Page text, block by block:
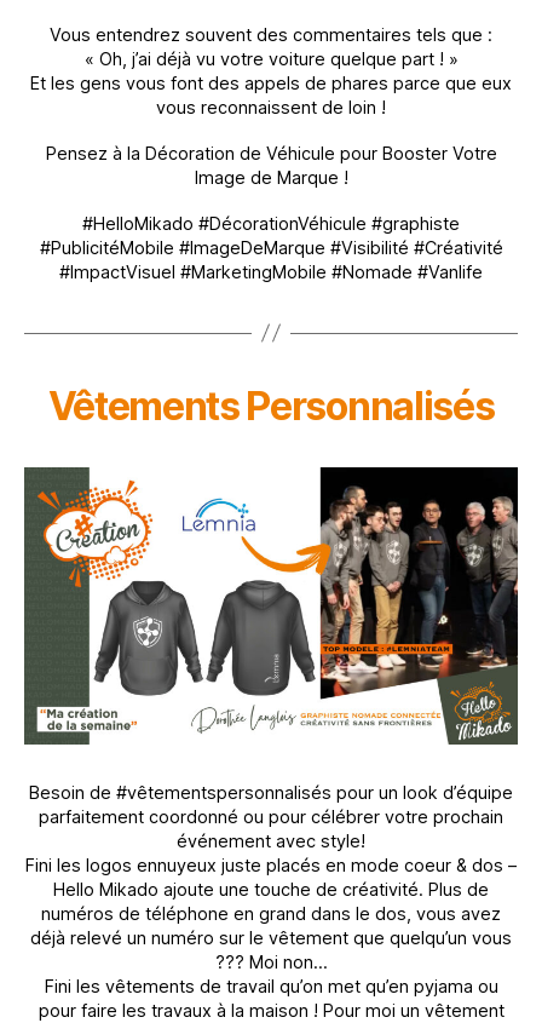
Vous entendrez souvent des commentaires tels que :
« Oh, j’ai déjà vu votre voiture quelque part ! »
Et les gens vous font des appels de phares parce que eux
vous reconnaissent de loin !
Pensez à la Décoration de Véhicule pour Booster Votre
Image de Marque !
#HelloMikado #DécorationVéhicule #graphiste
#PublicitéMobile #ImageDeMarque #Visibilité #Créativité
#ImpactVisuel #MarketingMobile #Nomade #Vanlife
Vêtements Personnalisés
Besoin de #vêtementspersonnalisés pour un look d’équipe
parfaitement coordonné ou pour célébrer votre prochain
événement avec style!
Fini les logos ennuyeux juste placés en mode coeur & dos –
Hello Mikado ajoute une touche de créativité. Plus de
numéros de téléphone en grand dans le dos, vous avez
déjà relevé un numéro sur le vêtement que quelqu’un vous
??? Moi non…
Fini les vêtements de travail qu’on met qu’en pyjama ou
pour faire les travaux à la maison ! Pour moi un vêtement